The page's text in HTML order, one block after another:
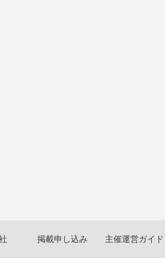
掲載申し込み 主催運営ガイド